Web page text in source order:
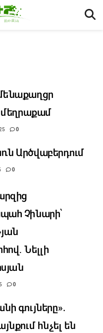
մեղրաքամ
0
Արծվաբերդում
0
Չինարի՝
Նելլի
0
գույները».
հնչել են